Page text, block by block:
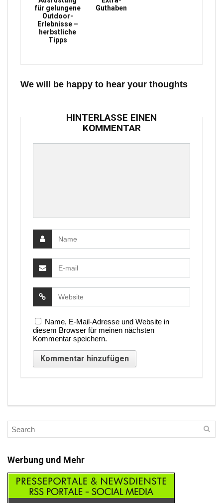
für gelungene
Outdoor-
Erlebnisse –
herbstliche
Tipps
Guthaben
We will be happy to hear your thoughts
HINTERLASSE EINEN
KOMMENTAR
Name, E-Mail-Adresse und Website in
diesem Browser für meinen nächsten
Kommentar speichern.
Werbung und Mehr